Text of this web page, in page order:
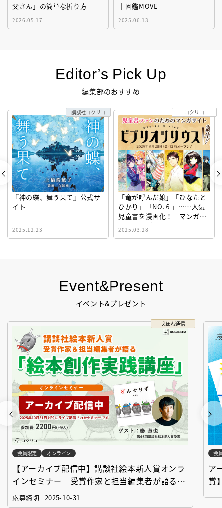
Event&Present
イベント&プレゼント
えほん通信
会員限定 オンライン
【アーカイブ配信中】講談社絵本新人賞オンラ
インセミナー 受賞作家と担当編集者が語る
「絵本創作実践講座」
応募締切 2025-10-31
会
ア
賞
父さん」の簡単な折り方
2026.05.17
｜図鑑MOVE
2025.06.13
Editor’s Pick Up
編集部のおすすめ
『神の蝶、舞う果て』公式サ
イト
2025.12.23
講談社コクリコ
「竜が呼んだ娘」「ひなたと
ひかり」「NO.６」……人気
児童書を漫画化！ マンガサ
イト『ビブリオシリウス』誕
生！
2025.03.28
コクリコ